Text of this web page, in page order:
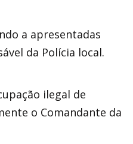
a apresentadas
da Polícia local.
ilegal de
o Comandante da